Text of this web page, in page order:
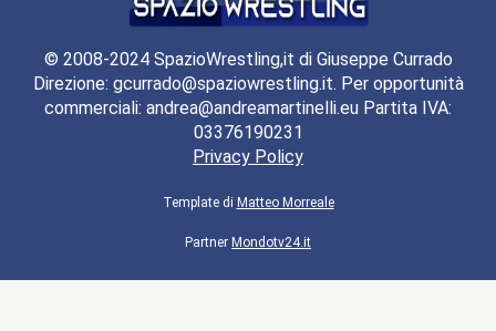
© 2008-2024 SpazioWrestling,it di Giuseppe Currado
Direzione: gcurrado@spaziowrestling.it. Per opportunità
commerciali: andrea@andreamartinelli.eu Partita IVA:
03376190231
Privacy Policy
Template di Matteo Morreale
Partner Mondotv24.it